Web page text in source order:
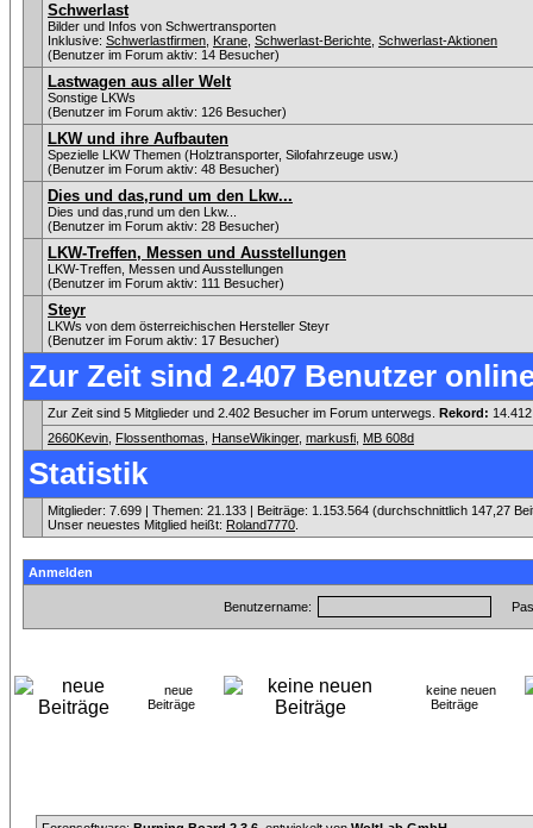
Schwerlast
Bilder und Infos von Schwertransporten
Inklusive: Schwerlastfirmen Krane Schwerlast-Berichte Schwerlast-Aktionen
(Benutzer im Forum aktiv: 14 Besucher)
Lastwagen aus aller Welt
Sonstige LKWs
(Benutzer im Forum aktiv: 126 Besucher)
LKW und ihre Aufbauten
Spezielle LKW Themen (Holztransporter, Silofahrzeuge usw.)
(Benutzer im Forum aktiv: 48 Besucher)
Dies und das,rund um den Lkw...
Dies und das,rund um den Lkw...
(Benutzer im Forum aktiv: 28 Besucher)
LKW-Treffen, Messen und Ausstellungen
LKW-Treffen, Messen und Ausstellungen
(Benutzer im Forum aktiv: 111 Besucher)
Steyr
LKWs von dem österreichischen Hersteller Steyr
(Benutzer im Forum aktiv: 17 Besucher)
Zur Zeit sind 2.407 Benutzer
Zur Zeit sind 5 Mitglieder und 2.402 Besucher im Forum unterwegs. Rekord:
2660Kevin Flossenthomas HanseWikinger, markusfi MB 608d
Statistik
Mitglieder: 7.699 | Themen: 21.133 | Beiträge: 1.153.564 (durchschnittlich 147,27
Unser neuestes Mitglied heißt: Roland7770
Anmelden
Benutzername:
neue
Beiträge
keine neuen
Beiträge